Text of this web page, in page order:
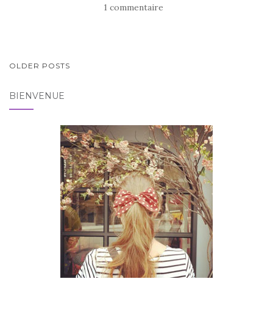
1 commentaire
PAGINATION
ARTICLES
OLDER POSTS
BIENVENUE